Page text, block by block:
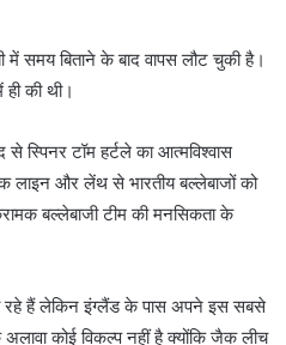
में समय बिताने के बाद वापस लौट चुकी है।
ही की थी।
स्पिनर टॉम हर्टले का आत्मविश्वास
लाइन और लेंथ से भारतीय बल्लेबाजों को
बल्लेबाजी टीम की मनसिकता के
रहे हैं लेकिन इंग्लैंड के पास अपने इस सबसे
कोई विकल्प नहीं है क्योंकि जैक लीच